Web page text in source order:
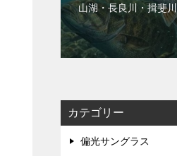
山湖・長良川・揖斐川
カテゴリー
偏光サングラス